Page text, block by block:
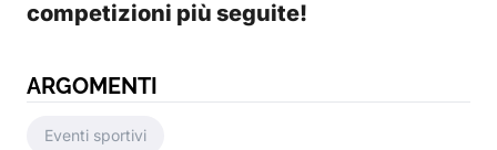
competizioni più seguite!
ARGOMENTI
Eventi sportivi